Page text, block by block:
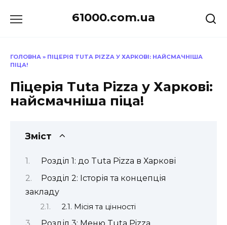
до
61000.com.ua
ГОЛОВНА » ПІЦЕРІЯ TUTA PIZZA У ХАРКОВІ: НАЙСМАЧНІША
ПІЦА!
Піцерія Tuta Pizza у Харкові:
найсмачніша піца!
Зміст
Розділ 1: до Tuta Pizza в Харкові
Розділ 2: Історія та концепція
закладу
2.1. Місія та цінності